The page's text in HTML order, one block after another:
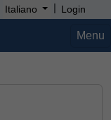
Italiano | Login
Menu